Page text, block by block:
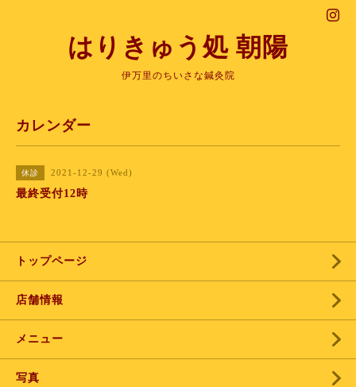
はりきゅう処 朝陽
伊万里のちいさな鍼灸院
カレンダー
休診 2021-12-29 (Wed)
最終受付12時
トップページ
店舗情報
メニュー
写真